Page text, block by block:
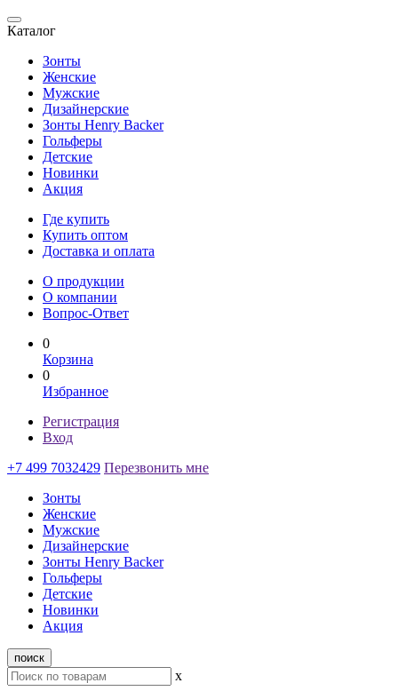
Каталог
Зонты
Женские
Мужские
Дизайнерские
Зонты Henry Backer
Гольферы
Детские
Новинки
Акция
Где купить
Купить оптом
Доставка и оплата
О продукции
О компании
Вопрос-Ответ
0
Корзина
0
Избранное
Регистрация
Вход
+7 499 7032429 Перезвонить мне
Зонты
Женские
Мужские
Дизайнерские
Зонты Henry Backer
Гольферы
Детские
Новинки
Акция
поиск
x